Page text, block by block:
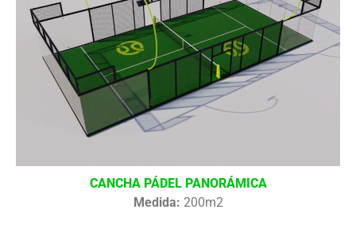
CANCHA PÁDEL PANORÁMICA
Medida: 200m2